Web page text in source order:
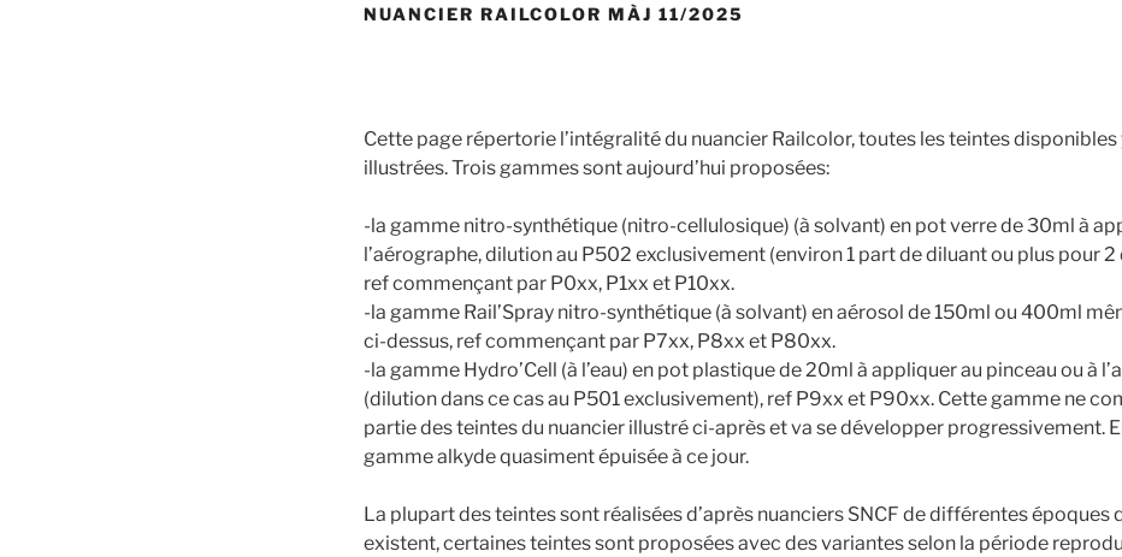
NUANCIER RAILCOLOR MÀJ 11/2025
Cette page répertorie l’intégralité du nuancier Railcolor, toutes les teintes disponibles
illustrées. Trois gammes sont aujourd’hui proposées:
-la gamme nitro-synthétique (nitro-cellulosique) (à solvant) en pot verre de 30ml à
l’aérographe, dilution au P502 exclusivement (environ 1 part de diluant ou plus pour 2
ref commençant par P0xx, P1xx et P10xx.
-la gamme Rail’Spray nitro-synthétique (à solvant) en aérosol de 150ml ou 400ml
ci-dessus, ref commençant par P7xx, P8xx et P80xx.
-la gamme Hydro’Cell (à l’eau) en pot plastique de 20ml à appliquer au pinceau ou à
(dilution dans ce cas au P501 exclusivement), ref P9xx et P90xx. Cette gamme ne
partie des teintes du nuancier illustré ci-après et va se développer progressivement.
gamme alkyde quasiment épuisée à ce jour.
La plupart des teintes sont réalisées d’après nuanciers SNCF de différentes époques
existent, certaines teintes sont proposées avec des variantes selon la période